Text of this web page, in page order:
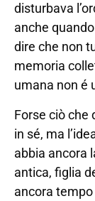
disturbava
anche
dire che non
memoria
umana non é
Forse ciò che
in sé, ma
abbia ancora
antica, figlia
ancora